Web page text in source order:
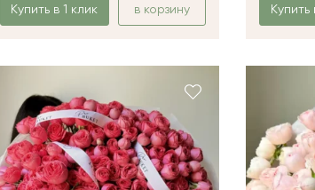
Купить в 1 клик в корзину Купить